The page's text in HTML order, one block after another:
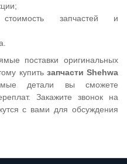
запчастей и
поставки оригинальных
купить запчасти Shehwa
детали вы сможете
Закажите звонок на
с вами для обсуждения